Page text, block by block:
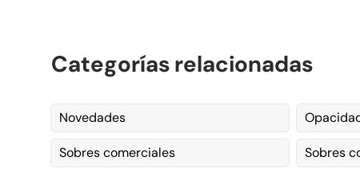
Categorías relacionadas
Novedades
Sobres comerciales Sobres